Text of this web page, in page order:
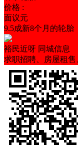
价格 :
面议元
9.5成新8个月的轮胎
裕民近呀 同城信息
求职招聘、房屋租